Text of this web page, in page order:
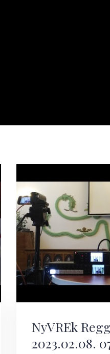
NyVREk
2023.02.08.